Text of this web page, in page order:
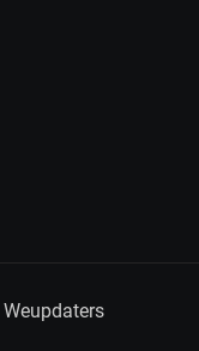
Weupdaters